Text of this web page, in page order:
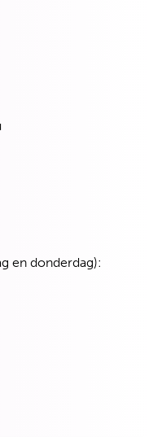
en donderdag):